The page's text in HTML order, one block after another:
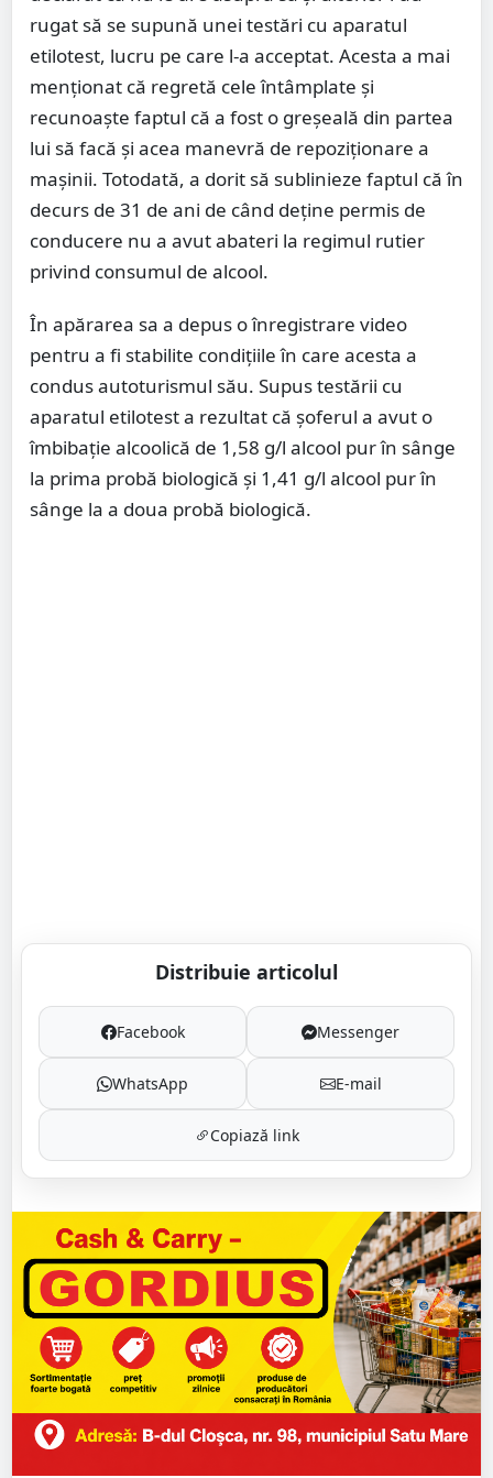
rugat să se supună unei testări cu aparatul
etilotest, lucru pe care l-a acceptat. Acesta a mai
menționat că regretă cele întâmplate și
recunoaște faptul că a fost o greșeală din partea
lui să facă și acea manevră de repoziționare a
mașinii. Totodată, a dorit să sublinieze faptul că în
decurs de 31 de ani de când deține permis de
conducere nu a avut abateri la regimul rutier
privind consumul de alcool.
În apărarea sa a depus o înregistrare video
pentru a fi stabilite condiţiile în care acesta a
condus autoturismul său. Supus testării cu
aparatul etilotest a rezultat că șoferul a avut o
îmbibație alcoolică de 1,58 g/l alcool pur în sânge
la prima probă biologică şi 1,41 g/l alcool pur în
sânge la a doua probă biologică.
Distribuie articolul
Facebook Messenger
WhatsApp E-mail
Copiază link